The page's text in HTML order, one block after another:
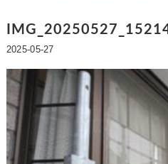
2025-05-27